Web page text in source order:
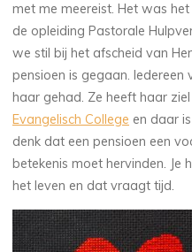
met me meereist. Het was
de opleiding Pastorale
we stil bij het afscheid van
pensioen is gegaan.
haar gehad. Ze heeft haar
Evangelisch College en daar
denk dat een pensioen een
betekenis moet hervinden.
het leven en dat vraagt tijd.